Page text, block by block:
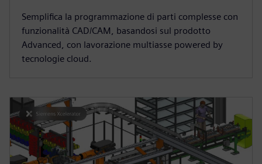
Semplifica la programmazione di parti complesse con
funzionalità CAD/CAM, basandosi sul prodotto
Advanced, con lavorazione multiasse powered by
tecnologie cloud.